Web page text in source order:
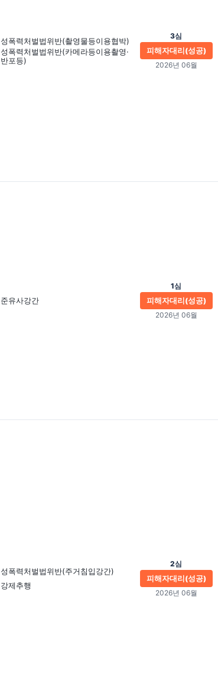
성폭력처벌법위반(촬영물등이용협박)
성폭력처벌법위반(카메라등이용촬영·
반포등)
3심
피해자대리(성공)
2026년 06월
준유사강간
1심
피해자대리(성공)
2026년 06월
성폭력처벌법위반(주거침입강간)
강제추행
2심
피해자대리(성공)
2026년 06월